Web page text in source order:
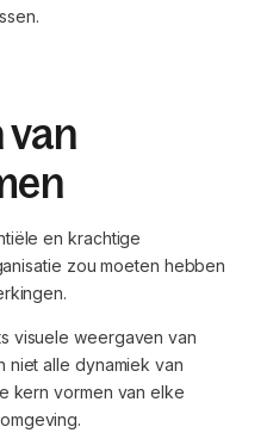
van
en krachtige
zou moeten hebben
visuele weergaven van
niet alle dynamiek van
kern vormen van elke